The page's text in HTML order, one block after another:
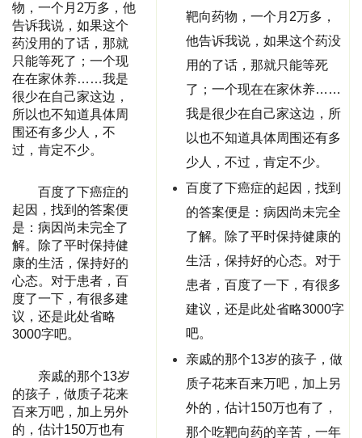
靶向药物，一个月2万多，
他告诉我说，如果这个药没
用的了话，那就只能等死
了；一个现在在家休养……
我是很少在自己家这边，所
以也不知道具体周围还有多
少人，不过，肯定不少。
百度了下癌症的起因，找到
的答案便是：病因尚未完全
了解。除了平时保持健康的
生活，保持好的心态。对于
患者，百度了一下，有很多
建议，还是此处省略3000字
吧。
亲戚的那个13岁的孩子，做
质子花来百来万吧，加上另
外的，估计150万也有了，
那个吃靶向药的辛苦，一年
物，一个月2万多，他
告诉我说，如果这个
药没用的了话，那就
只能等死了；一个现
在在家休养……我是
很少在自己家这边，
所以也不知道具体周
围还有多少人，不
过，肯定不少。
百度了下癌症的
起因，找到的答案便
是：病因尚未完全了
解。除了平时保持健
康的生活，保持好的
心态。对于患者，百
度了一下，有很多建
议，还是此处省略
3000字吧。
亲戚的那个13岁
的孩子，做质子花来
百来万吧，加上另外
的，估计150万也有